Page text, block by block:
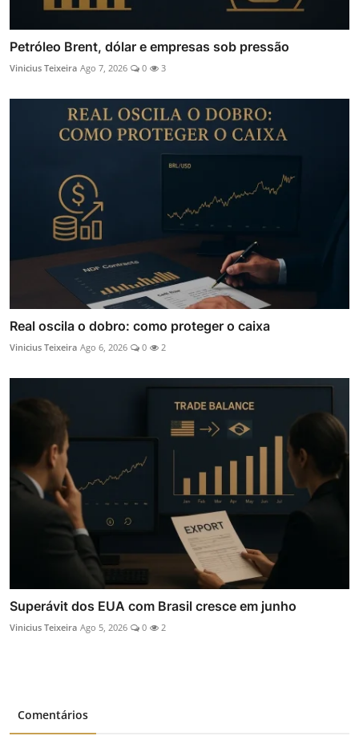
Petróleo Brent, dólar e empresas sob pressão
Vinicius Teixeira Ago 7, 2026 0 3
Real oscila o dobro: como proteger o caixa
Vinicius Teixeira Ago 6, 2026 0 2
Superávit dos EUA com Brasil cresce em junho
Vinicius Teixeira Ago 5, 2026 0 2
Comentários